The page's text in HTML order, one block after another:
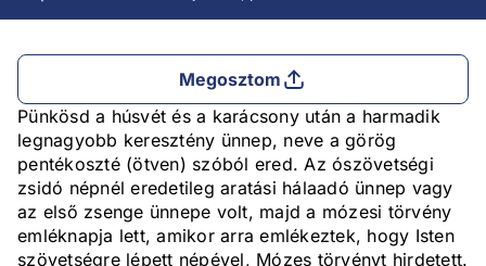
Megosztom
Pünkösd a húsvét és a karácsony után a harmadik
legnagyobb keresztény ünnep, neve a görög
pentékoszté (ötven) szóból ered. Az ószövetségi
zsidó népnél eredetileg aratási hálaadó ünnep vagy
az első zsenge ünnepe volt, majd a mózesi törvény
emléknapja lett, amikor arra emlékeztek, hogy Isten
szövetségre lépett népével, Mózes törvényt hirdetett.